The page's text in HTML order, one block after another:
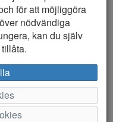
för att möjliggöra
nödvändiga
kan du själv